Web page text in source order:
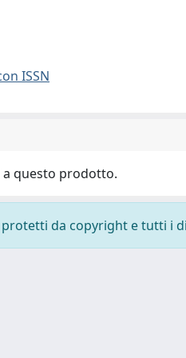
ISSN
a questo prodotto.
da copyright e tutti i